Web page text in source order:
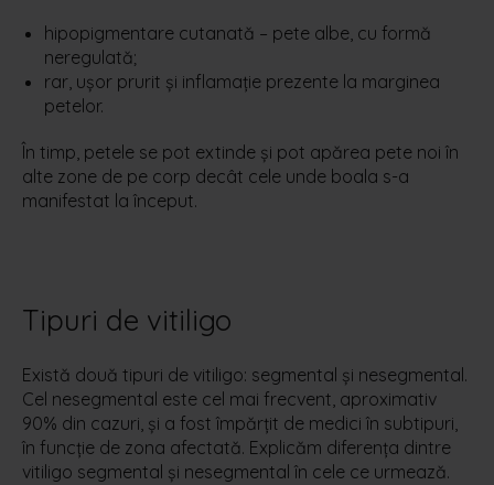
hipopigmentare cutanată – pete albe, cu formă
neregulată;
rar, ușor prurit și inflamație prezente la marginea
petelor.
În timp, petele se pot extinde și pot apărea pete noi în
alte zone de pe corp decât cele unde boala s-a
manifestat la început.
Tipuri de vitiligo
Există două tipuri de vitiligo: segmental şi nesegmental.
Cel nesegmenta l este cel mai frecvent, aproximativ
90% din cazuri, și a fost împărțit de medici în subtipuri,
în funcție de zona afectată. Explicăm diferența dintre
vitiligo segmental şi nesegmental în cele ce urmează.